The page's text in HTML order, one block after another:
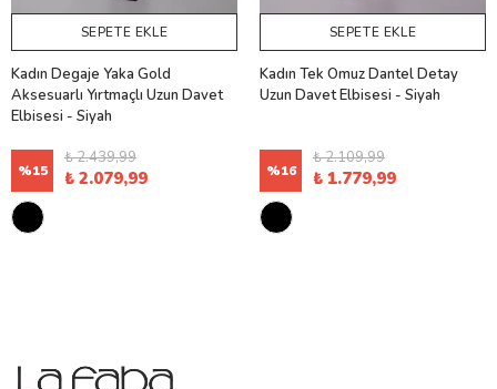
SEPETE EKLE
Kadın Degaje Yaka Gold
Aksesuarlı Yırtmaçlı Uzun Davet
Elbisesi - Siyah
%15
₺ 2.439,99
₺ 2.079,99
SEPETE EKLE
Kadın Tek Omuz Dantel Detay
Uzun Davet Elbisesi - Siyah
%16
₺ 2.109,99
₺ 1.779,99